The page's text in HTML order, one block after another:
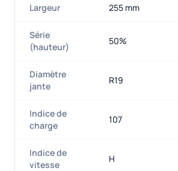
Largeur 255 mm
Série
(hauteur)
50%
Diamètre
jante
R19
Indice de
charge
107
Indice de
vitesse
H